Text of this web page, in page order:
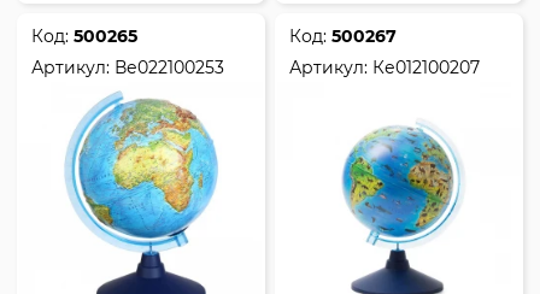
Код:500265
Артикул: Ве022100253
Код:500267
Артикул: Ке012100207